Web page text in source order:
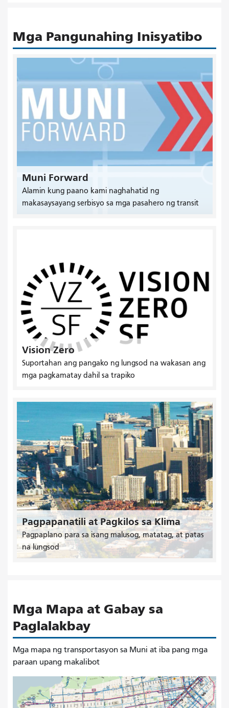
Mga Pangunahing Inisyatibo
Muni Forward
Alamin kung paano kami naghahatid ng
makasaysayang serbisyo sa mga pasahero ng transit
Vision Zero
Suportahan ang pangako ng lungsod na wakasan ang
mga pagkamatay dahil sa trapiko
Pagpapanatili at Pagkilos sa Klima
Pagpaplano para sa isang malusog, matatag, at patas
na lungsod
Mga Mapa at Gabay sa
Paglalakbay
Mga mapa ng transportasyon sa Muni at iba pang mga
paraan upang makalibot